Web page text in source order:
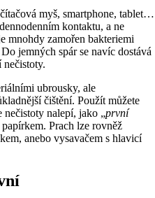
myš, smartphone, tablet…
kontaktu, a ne
mnohdy zamořen bakteriemi
jemných spár se navíc dostává
ubrousky, ale
čištění. Použít můžete
nečistoty nalepí, jako „první
Prach lze rovněž
anebo vysavačem s hlavicí